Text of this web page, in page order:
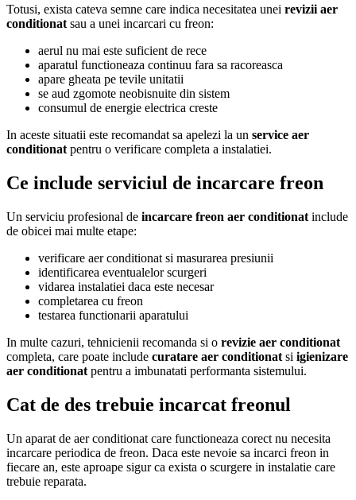
Totusi, exista cateva semne care indica necesitatea unei revizii aer
conditionat sau a unei incarcari cu freon:
aerul nu mai este suficient de rece
aparatul functioneaza continuu fara sa racoreasca
apare gheata pe tevile unitatii
se aud zgomote neobisnuite din sistem
consumul de energie electrica creste
In aceste situatii este recomandat sa apelezi la un service aer
conditionat pentru o verificare completa a instalatiei.
Ce include serviciul de incarcare freon
Un serviciu profesional de incarcare freon aer conditionat include
de obicei mai multe etape:
verificare aer conditionat si masurarea presiunii
identificarea eventualelor scurgeri
vidarea instalatiei daca este necesar
completarea cu freon
testarea functionarii aparatului
In multe cazuri, tehnicienii recomanda si o revizie aer conditionat
completa, care poate include curatare aer conditionat si igienizare
aer conditionat pentru a imbunatati performanta sistemului.
Cat de des trebuie incarcat freonul
Un aparat de aer conditionat care functioneaza corect nu necesita
incarcare periodica de freon. Daca este nevoie sa incarci freon in
fiecare an, este aproape sigur ca exista o scurgere in instalatie care
trebuie reparata.